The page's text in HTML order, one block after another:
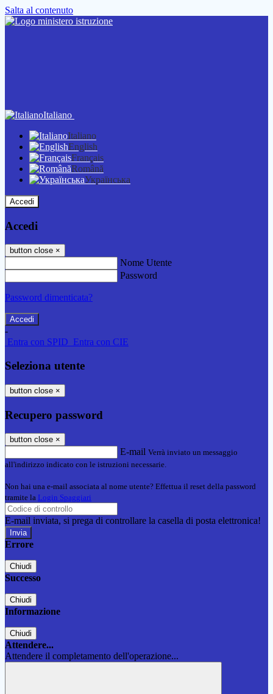
Salta al contenuto
Italiano
Italiano
English
Français
Română
Українська
Accedi
Accedi
button close ×
Nome Utente
Password
Password dimenticata?
-
Entra con SPID Entra con CIE
Seleziona utente
button close ×
Recupero password
button close ×
E-mail Verrà inviato un messaggio
all'indirizzo indicato con le istruzioni necessarie.
Non hai una e-mail associata al nome utente? Effettua il reset della password
tramite la Login Spaggiari
E-mail inviata, si prega di controllare la casella di posta elettronica!
Errore
Chiudi
Successo
Chiudi
Informazione
Chiudi
Attendere...
Attendere il completamento dell'operazione...